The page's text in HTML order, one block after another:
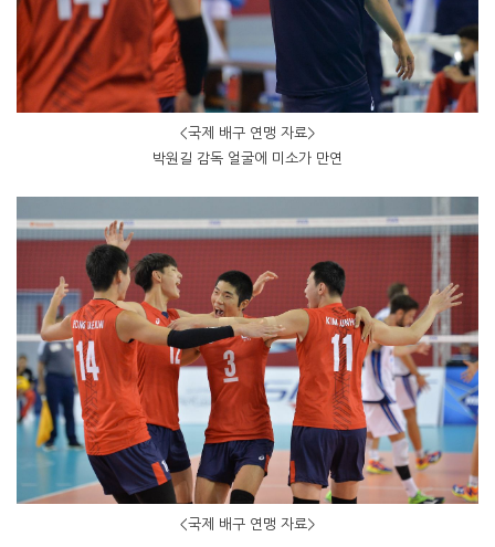
<국제 배구 연맹 자료>
박원길 감독 얼굴에 미소가 만연
<국제 배구 연맹 자료>